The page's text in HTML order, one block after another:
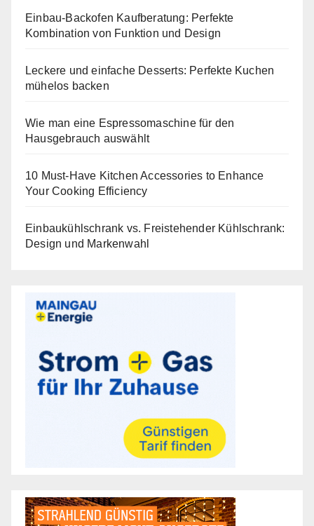
Einbau-Backofen Kaufberatung: Perfekte
Kombination von Funktion und Design
Leckere und einfache Desserts: Perfekte Kuchen
mühelos backen
Wie man eine Espressomaschine für den
Hausgebrauch auswählt
10 Must-Have Kitchen Accessories to Enhance
Your Cooking Efficiency
Einbaukühlschrank vs. Freistehender Kühlschrank:
Design und Markenwahl